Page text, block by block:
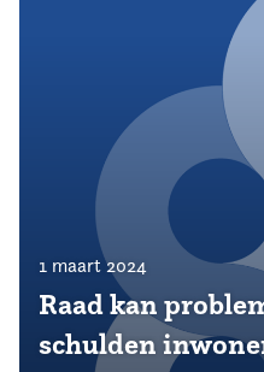
1 maart 2024
Raad kan
schulden